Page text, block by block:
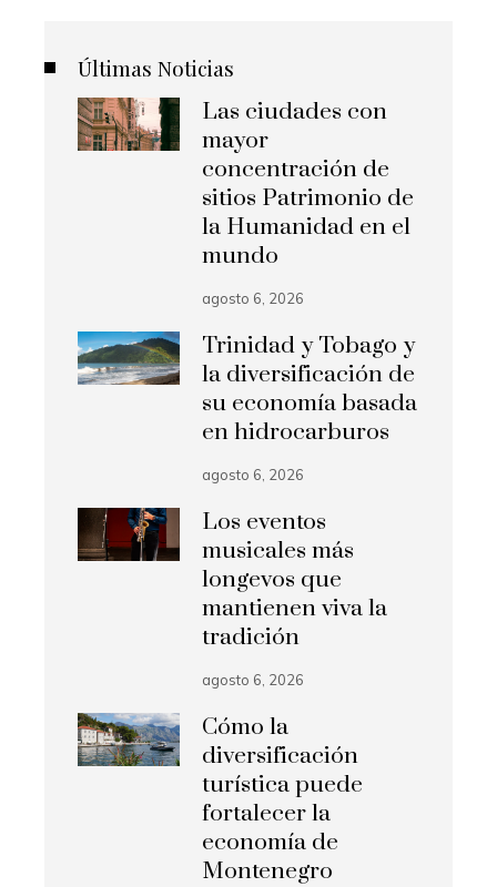
Últimas Noticias
Las ciudades con
mayor
concentración de
sitios Patrimonio de
la Humanidad en el
mundo
agosto 6, 2026
Trinidad y Tobago y
la diversificación de
su economía basada
en hidrocarburos
agosto 6, 2026
Los eventos
musicales más
longevos que
mantienen viva la
tradición
agosto 6, 2026
Cómo la
diversificación
turística puede
fortalecer la
economía de
Montenegro